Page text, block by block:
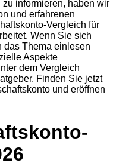
informieren, haben wir
und erfahrenen
Vergleich für
Wenn Sie sich
das Thema einlesen
Aspekte
dem Vergleich
Finden Sie jetzt
und eröffnen